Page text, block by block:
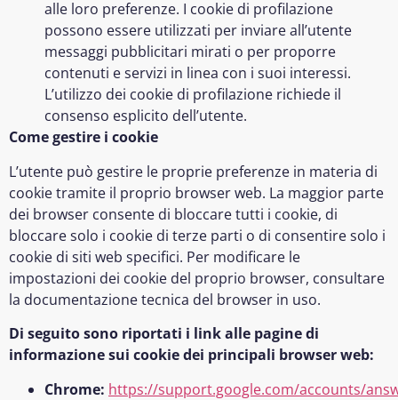
alle loro preferenze. I cookie di profilazione
possono essere utilizzati per inviare all’utente
messaggi pubblicitari mirati o per proporre
contenuti e servizi in linea con i suoi interessi.
L’utilizzo dei cookie di profilazione richiede il
consenso esplicito dell’utente.
Come gestire i cookie
L’utente può gestire le proprie preferenze in materia di
cookie tramite il proprio browser web. La maggior parte
dei browser consente di bloccare tutti i cookie, di
bloccare solo i cookie di terze parti o di consentire solo i
cookie di siti web specifici. Per modificare le
impostazioni dei cookie del proprio browser, consultare
la documentazione tecnica del browser in uso.
Di seguito sono riportati i link alle pagine di
informazione sui cookie dei principali browser web:
Chrome: https://support.google.com/accounts/